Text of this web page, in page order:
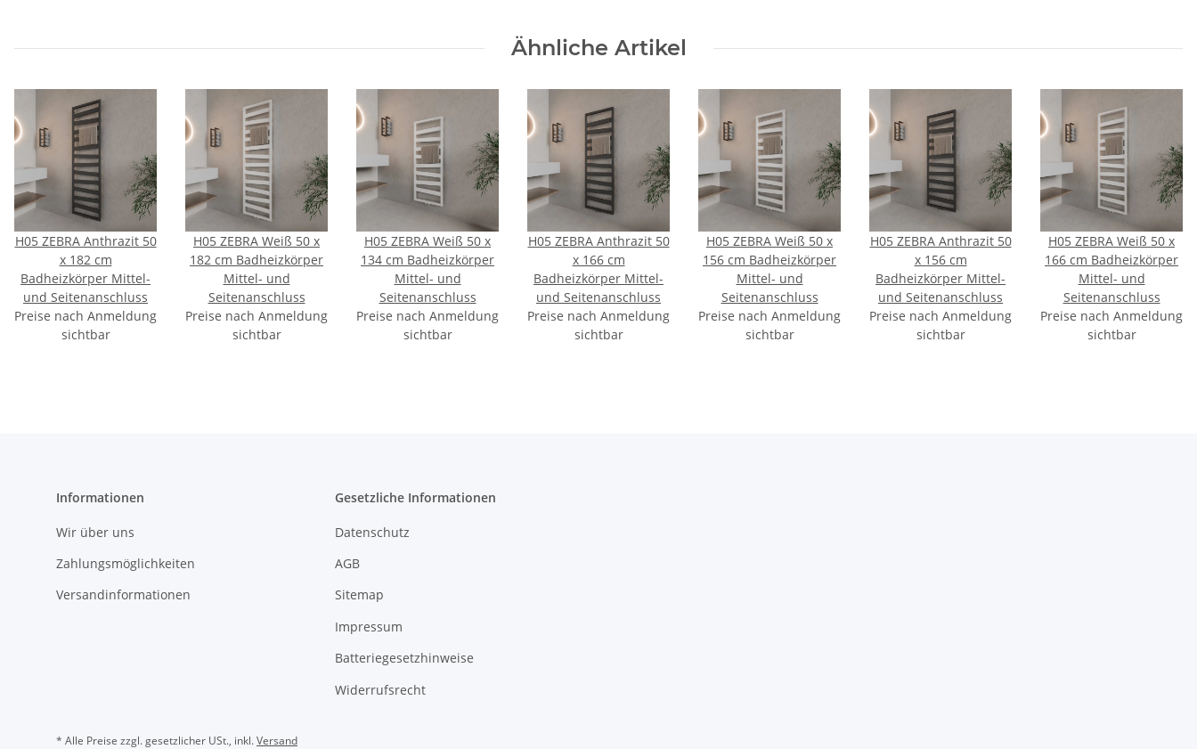
Ähnliche Artikel
H05 ZEBRA Anthrazit 50
x 182 cm
Badheizkörper Mittel-
und Seitenanschluss
Preise nach Anmeldung
sichtbar
H05 ZEBRA Weiß 50 x
182 cm Badheizkörper
Mittel- und
Seitenanschluss
Preise nach Anmeldung
sichtbar
H05 ZEBRA Weiß 50 x
134 cm Badheizkörper
Mittel- und
Seitenanschluss
Preise nach Anmeldung
sichtbar
H05 ZEBRA Anthrazit 50
x 166 cm
Badheizkörper Mittel-
und Seitenanschluss
Preise nach Anmeldung
sichtbar
H05 ZEBRA Weiß 50 x
156 cm Badheizkörper
Mittel- und
Seitenanschluss
Preise nach Anmeldung
sichtbar
H05 ZEBRA Anthrazit 50
x 156 cm
Badheizkörper Mittel-
und Seitenanschluss
Preise nach Anmeldung
sichtbar
H05 ZEBRA Weiß 50 x
166 cm Badheizkörper
Mittel- und
Seitenanschluss
Preise nach Anmeldung
sichtbar
Informationen
Wir über uns
Zahlungsmöglichkeiten
Versandinformationen
Gesetzliche Informationen
Datenschutz
AGB
Sitemap
Impressum
Batteriegesetzhinweise
Widerrufsrecht
* Alle Preise zzgl. gesetzlicher USt., inkl.Versand